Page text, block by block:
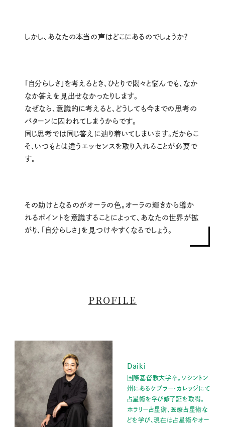
しかし、あなたの本当の声はどこにあるのでしょうか？
「自分らしさ」を考えるとき、ひとりで悶々と悩んでも、なか
なか答えを見出せなかったりします。
なぜなら、意識的に考えると、どうしても今までの思考の
パターンに囚われてしまうからです。
同じ思考では同じ答えに辿り着いてしまいます。だからこ
そ、いつもとは違うエッセンスを取り入れることが必要で
す。
その助けとなるのがオーラの色。オーラの輝きから導か
れるポイントを意識することによって、あなたの世界が拡
がり、「自分らしさ」を見つけやすくなるでしょう。
PROFILE
Daiki
国際基督教大学卒。ワシントン
州にあるケプラー・カレッジにて
占星術を学び修了証を取得。
ホラリー占星術、医療占星術な
どを学び、現在は占星術やオー